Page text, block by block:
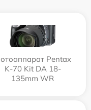
Pentax
K-70 Kit DA 18-
135mm WR